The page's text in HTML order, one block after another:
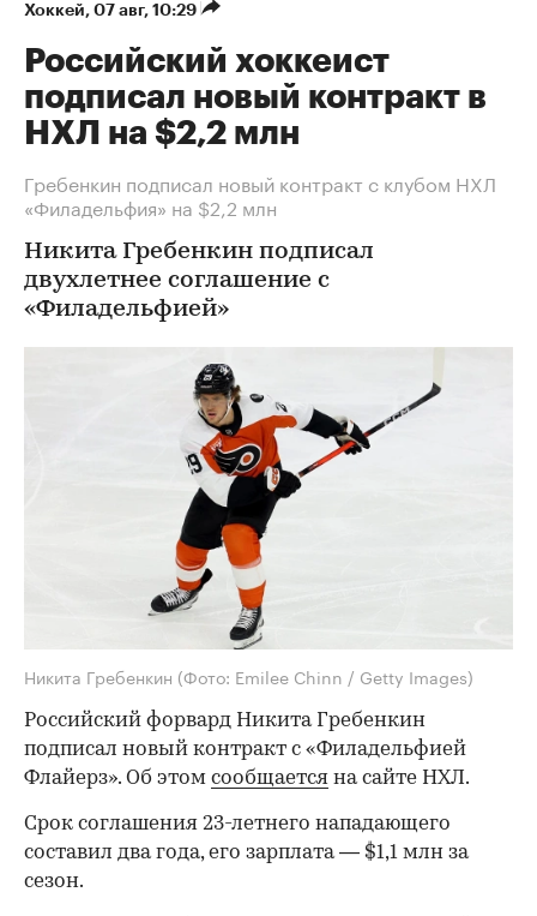
Хоккей⁠, 07 авг, 10:29
Российский хоккеист
подписал новый контракт в
НХЛ на $2,2 млн
Гребенкин подписал новый контракт с клубом НХЛ
«Филадельфия» на $2,2 млн
Никита Гребенкин подписал
двухлетнее соглашение с
«Филадельфией»
Никита Гребенкин (Фото: Emilee Chinn / Getty Images)
Российский форвард Никита Гребенкин
подписал новый контракт с «Филадельфией
Флайерз». Об этом сообщается на сайте НХЛ.
Срок соглашения 23-летнего нападающего
составил два года, его зарплата — $1,1 млн за
сезон.